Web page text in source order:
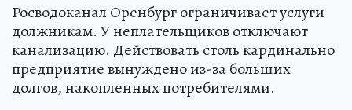
Росводоканал Оренбург ограничивает услуги
должникам. У неплательщиков отключают
канализацию. Действовать столь кардинально
предприятие вынуждено из-за больших
долгов, накопленных потребителями.